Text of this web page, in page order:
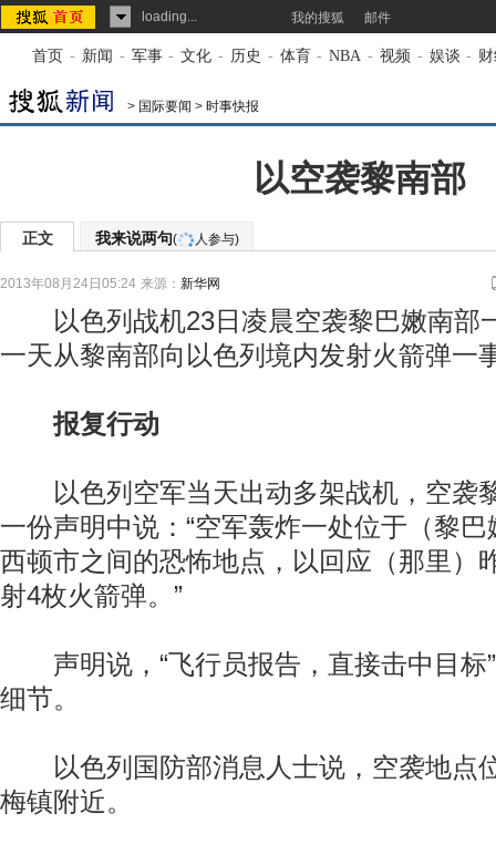
loading... 我的搜狐 邮件
首页 - 新闻 - 军事 - 文化 - 历史 - 体育 - NBA - 视频 - 娱谈 -
> 国际要闻 > 时事快报
以空袭黎南部
正文 我来说两句( 人参与)
2013年08月24日05:24 来源： 新华网
以色列战机23日凌晨空袭黎巴嫩南部
一天从黎南部向以色列境内发射火箭弹一
报复行动
以色列空军当天出动多架战机，空袭
一份声明中说：“空军轰炸一处位于（黎
西顿市之间的恐怖地点，以回应（那里）
射4枚火箭弹。”
声明说，“飞行员报告，直接击中目标
细节。
以色列国防部消息人士说，空袭地点
梅镇附近。